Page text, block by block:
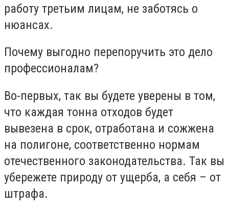
работу третьим лицам, не заботясь о
нюансах.
Почему выгодно перепоручить это дело
профессионалам?
Во-первых, так вы будете уверены в том,
что каждая тонна отходов будет
вывезена в срок, отработана и сожжена
на полигоне, соответственно нормам
отечественного законодательства. Так вы
убережете природу от ущерба, а себя – от
штрафа.